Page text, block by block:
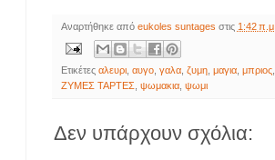
Αναρτήθηκε από eukoles suntages στις 1:42 π.μ.
Ετικέτες αλευρι, αυγο, γαλα, ζυμη, μαγια, μπριος,
ΖΥΜΕΣ ΤΑΡΤΕΣ ψωμακια, ψωμι
Δεν υπάρχουν σχόλια: